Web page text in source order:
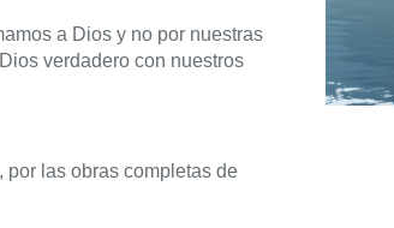
a Dios y no por nuestras
verdadero con nuestros
por las obras completas de